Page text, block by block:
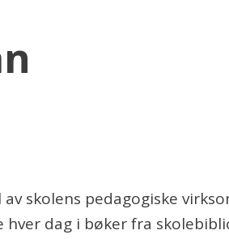
skolens pedagogiske
hver dag i bøker fra